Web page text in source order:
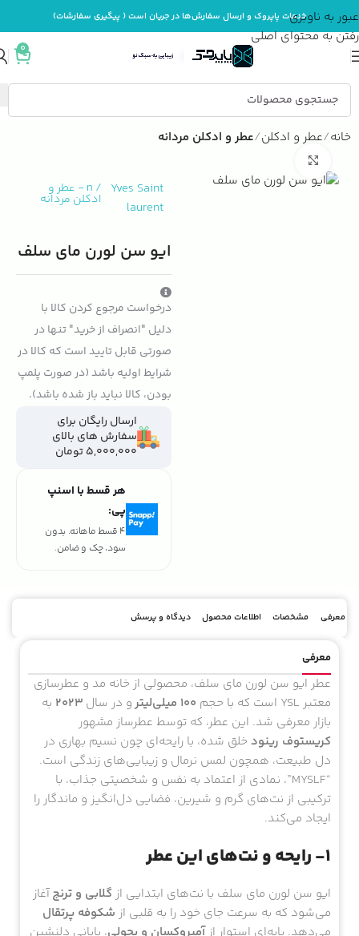
عبور به ناوبری
رفتن به محتوای اصلی
خدمات پاپروک و ارسال سفارش‌ها در جریان است ( پیگیری سفارشات)
0
خانه عطر و ادکلن عطر و ادکلن مردانه
Yves Saint
laurent
/
n
- عطر و
ادکلن مردانه
ایو سن لورن مای سلف
درخواست مرجوع کردن کالا با
دلیل "انصراف از خرید" تنها در
صورتی قابل تایید است که کالا در
شرایط اولیه باشد (در صورت پلمپ
بودن، کالا نباید باز شده باشد).
ارسال رایگان برای
سفارش های بالای
5,000,000 تومان
هر قسط با اسنپ
پی:
۴٬۶۳۵٬۰۰۰
4 قسط ماهانه. بدون
معرفی
عطر ایو سن لورن مای سلف، محصولی از خانه مد و عطرسازی
معتبر YSL است که با حجم
۱۰۰ میلی‌لیتر و در سال۲۰۲۳
بازار معرفی شد. این عطر، که توسط عطرساز مشهور
کریستوف رینودخلق شده، با رایحه‌ای چون نسیم بهاری در
دل طبیعت، همچون لمس نرمال و زیبایی‌های زندگی است.
“MYSLF”، نمادی از اعتماد به نفس و شخصیتی جذاب، با
ترکیبی از نت‌های گرم و شیرین، فضایی دل‌انگیز و ماندگار را
ایو سن لورن مای سلف با نت‌های ابتدایی ازگلابی و ترنجآغاز